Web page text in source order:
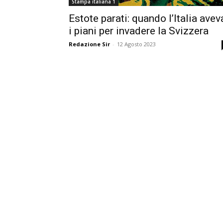
Stampa italiana 1
Estote parati: quando l’Italia
i piani per invadere la Svizzera
Redazione Sir - 12 Agosto 2023